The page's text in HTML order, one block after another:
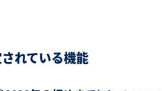
れている機能